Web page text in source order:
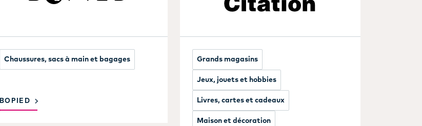
Chaussures, sacs à main et bagages
BOPIED
Grands magasins
Jeux, jouets et hobbies
Livres, cartes et cadeaux
Maison et décoration